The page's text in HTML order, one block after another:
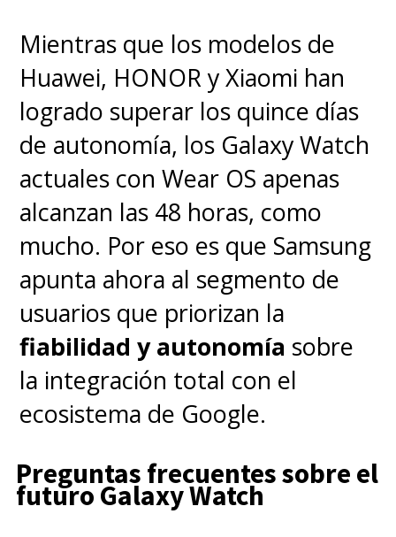
Mientras que los modelos de
Huawei, HONOR y Xiaomi han
logrado superar los quince días
de autonomía, los Galaxy Watch
actuales con Wear OS apenas
alcanzan las 48 horas, como
mucho. Por eso es que Samsung
apunta ahora al segmento de
usuarios que priorizan la
fiabilidad y autonomía sobre
la integración total con el
ecosistema de Google.
Preguntas frecuentes sobre el
futuro Galaxy Watch